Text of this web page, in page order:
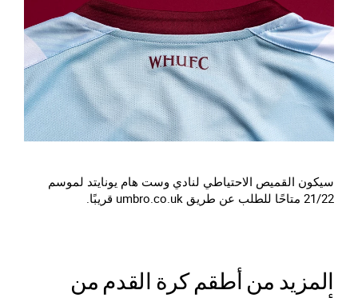
سيكون القميص الاحتياطي لنادي وست هام يونايتد لموسم
21/22 متاحًا للطلب عن طريق umbro.co.uk قريبًا.
المزيد من أطقم كرة القدم من